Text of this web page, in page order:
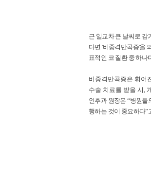
근 일교차 큰 날씨로 감
다면 '비중격만곡증'을
표적인 코 질환 중 하나
비중격만곡증은 휘어
수술 치료를 받을 시,
인후과 원장은 “병원들
행하는 것이 중요하다”